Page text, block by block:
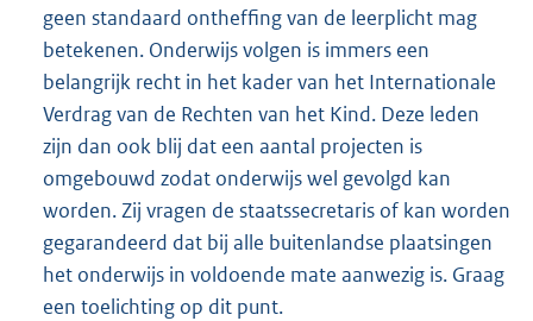
geen standaard ontheffing van de leerplicht mag
betekenen. Onderwijs volgen is immers een
belangrijk recht in het kader van het Internationale
Verdrag van de Rechten van het Kind. Deze leden
zijn dan ook blij dat een aantal projecten is
omgebouwd zodat onderwijs wel gevolgd kan
worden. Zij vragen de staatssecretaris of kan worden
gegarandeerd dat bij alle buitenlandse plaatsingen
het onderwijs in voldoende mate aanwezig is. Graag
een toelichting op dit punt.